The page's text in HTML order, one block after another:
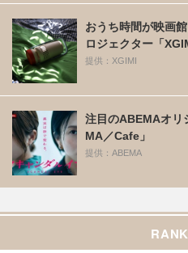
おうち時間が映画
ロジェクター「
提供：XGIMI
注目のABEMAオリ
MA／Cafe」
提供：ABEMA